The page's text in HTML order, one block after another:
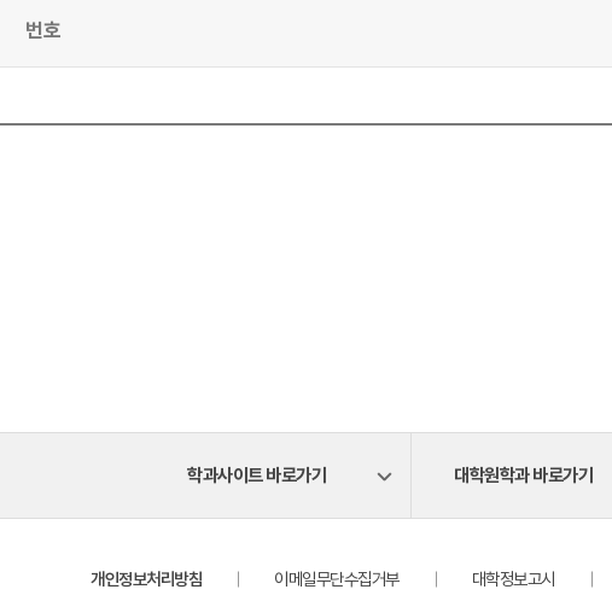
번호
학과사이트 바로가기 대학원학과 바로가기
개인정보처리방침 이메일무단수집거부 대학정보고시